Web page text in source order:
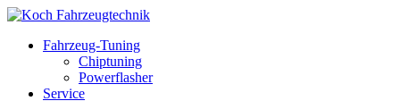
Fahrzeug-Tuning
Chiptuning
Powerflasher
Service